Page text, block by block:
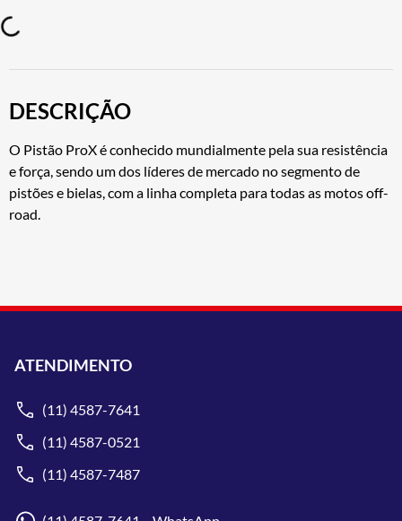
DESCRIÇÃO
O Pistão ProX é conhecido mundialmente pela sua resistência
e força, sendo um dos líderes de mercado no segmento de
pistões e bielas, com a linha completa para todas as motos off-
road.
ATENDIMENTO
(11) 4587-7641
(11) 4587-0521
(11) 4587-7487